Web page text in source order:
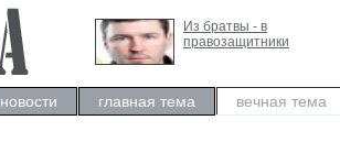
Из братвы - в
правозащитники
новости главная тема вечная тема